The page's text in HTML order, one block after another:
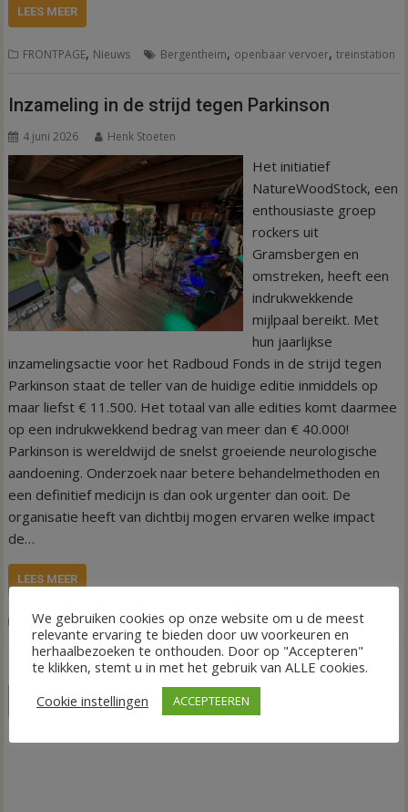
LEES MEER
FRONTPAGE, Nieuws Bergentheim, openbaar vervoer,treinstation
Inzameling in de strijd tegen Parkinson
4 juni 2026 Henk Stoeten
Het initiatief
NatureWoodStock, een
enthousiaste groep
rockers uit
Gramsbergen en
omstreken, heeft een
indrukwekkende
mijlpaal bereikt. Met
hun jaarlijkse
inzamelingsactie voor het Radboud Fonds in de strijd tegen
Parkinson staat de teller van de huidige editie inmiddels op
maar liefst € 11.500. Het totaal van alle edities komt daarmee
op een indrukwekkend bedrag van meer dan € 40.000!
Parkinson is wereldwijd de snelst groeiende neurologische
aandoening. Onderzoek naar betere behandelmethoden en
een definitief medicijn is dan ook urgenter dan ooit. De
organisatie heeft van dichtbij mogen ervaren welke impact
de…
LEES MEER
Nieuws Gramsbergen,inzameling,Parkinson
LIVE
We gebruiken cookies op onze website om u de meest
relevante ervaring te bieden door uw voorkeuren en
herhaalbezoeken te onthouden. Door op "Accepteren"
te klikken, stemt u in met het gebruik van ALLE cookies.
Cookie instellingen
ACCEPTEEREN